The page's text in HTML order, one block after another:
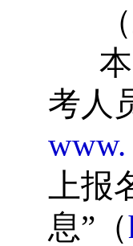
考人
www.
上报
息” （